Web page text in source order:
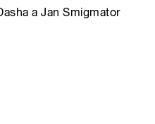
a Jan Smigmator